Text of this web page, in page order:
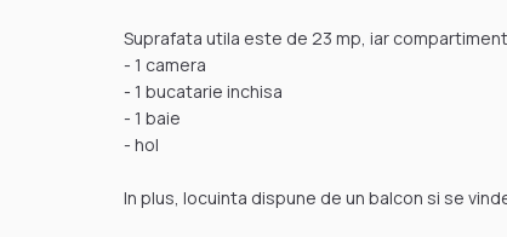
Suprafata utila este de 23 mp, iar
- 1 camera
- 1 bucatarie inchisa
- 1 baie
- hol
In plus, locuinta dispune de un balcon si se